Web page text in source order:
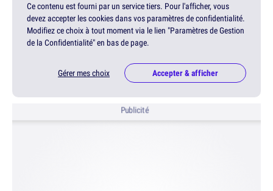
Ce contenu est fourni par un service tiers. Pour l'afficher, vous
devez accepter les cookies dans vos paramètres de confidentialité.
Modifiez ce choix à tout moment via le lien "Paramètres de Gestion
de la Confidentialité" en bas de page.
Gérer mes choix Accepter & afficher
Publicité